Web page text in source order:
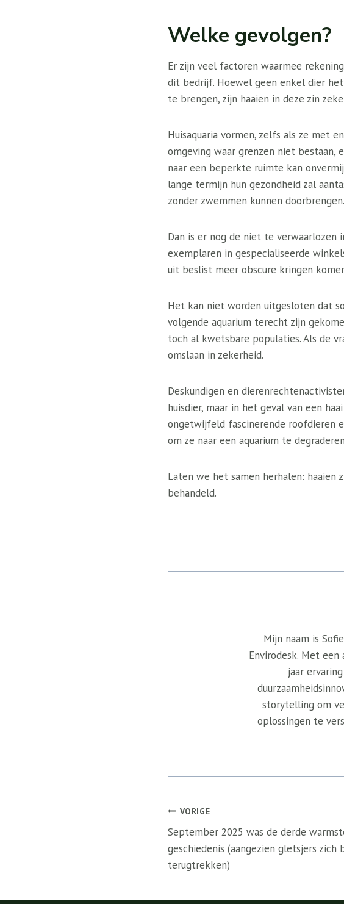
Welke gevolgen?
Er zijn veel factoren waarmee
dit bedrijf. Hoewel geen enkel dier
te brengen, zijn haaien in deze zin
Huisaquaria vormen, zelfs als ze met
omgeving waar grenzen niet bestaan,
naar een beperkte ruimte kan
lange termijn hun gezondheid zal
zonder zwemmen kunnen doorbrengen.
Dan is er nog de niet te
exemplaren in gespecialiseerde
uit beslist meer obscure kringen
Het kan niet worden uitgesloten dat
volgende aquarium terecht zijn
toch al kwetsbare populaties. Als de
omslaan in zekerheid.
Deskundigen en
huisdier, maar in het geval van een
ongetwijfeld fascinerende roofdieren
om ze naar een aquarium te
Laten we het samen herhalen: haaien
behandeld.
Mijn naam is
Envirodesk. Met
jaar
storytelling om
oplossingen te
Bericht
navigatie
VORIGE
September 2025 was de derde
geschiedenis (aangezien gletsjers zich
terugtrekken)